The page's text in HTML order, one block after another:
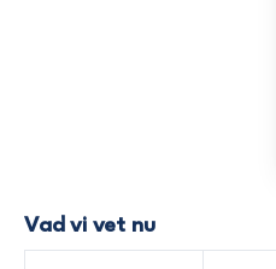
Vad vi vet nu